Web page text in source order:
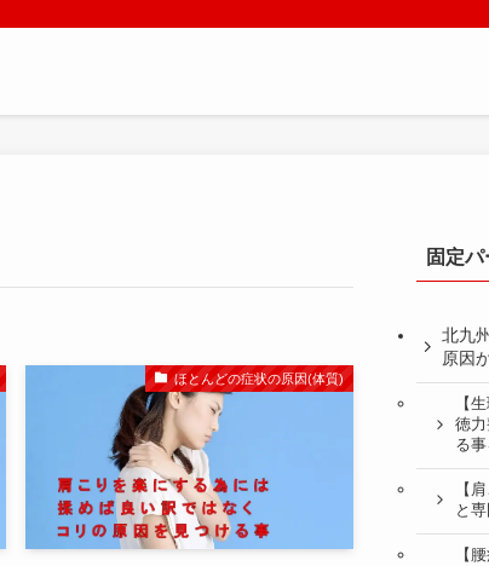
ほとんどの症状の原因(体質)
固定
北九
原因
【
徳
る
【
と
【